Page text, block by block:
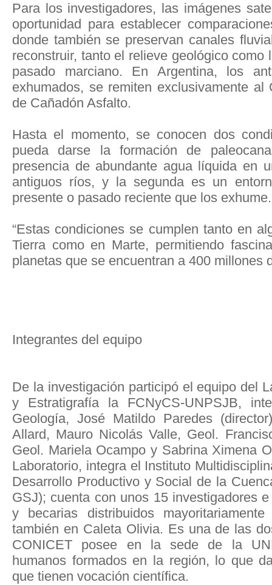
Para los investigadores, las imágenes
oportunidad para establecer
donde también se preservan canales
reconstruir, tanto el relieve geológico
pasado marciano. En Argentina, los
exhumados, se remiten exclusivamente
de Cañadón Asfalto.
Hasta el momento, se conocen dos
pueda darse la formación de
presencia de abundante agua líquida en
antiguos ríos, y la segunda es un
presente o pasado reciente que los exhume.
“Estas condiciones se cumplen tanto en
Tierra como en Marte, permitiendo
planetas que se encuentran a 400 millones
Integrantes del equipo
De la investigación participó el equipo del
y Estratigrafía la FCNyCS-UNPSJB,
Geología, José Matildo Paredes
Allard, Mauro Nicolás Valle, Geol.
Geol. Mariela Ocampo y Sabrina Ximena
Laboratorio, integra el Instituto
Desarrollo Productivo y Social de la
GSJ); cuenta con unos 15 investigadores
y becarias distribuidos
también en Caleta Olivia. Es una de las
CONICET posee en la sede de la
humanos formados en la región, lo que
que tienen vocación científica.